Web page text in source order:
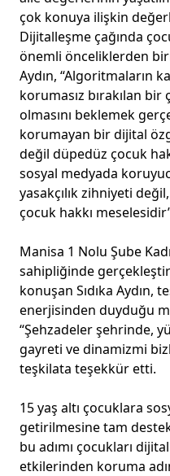
çok konuya ilişkin
Dijitalleşme çağında
önemli önceliklerden
Aydın, “Algoritmaların
korumasız bırakılan bir
olmasını beklemek
korumayan bir dijital
değil düpedüz çocuk
sosyal medyada
yasakçılık zihniyeti
çocuk hakkı
Manisa 1 Nolu Şube
sahipliğinde
konuşan Sıdıka Aydın,
enerjisinden duyduğu
“Şehzadeler şehrinde,
gayreti ve dinamizmi
teşkilata teşekkür etti.
15 yaş altı çocuklara
getirilmesine tam
bu adımı çocukları
etkilerinden koruma